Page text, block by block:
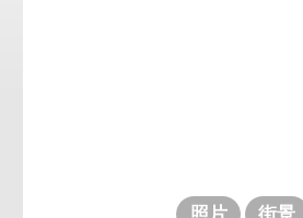
照片 街景